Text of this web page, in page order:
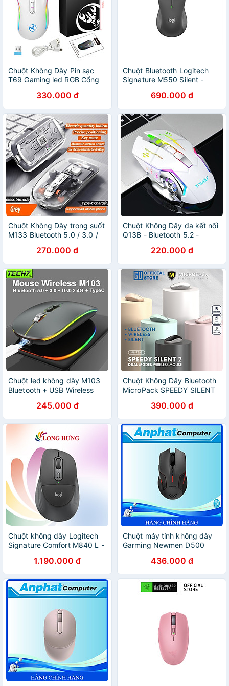
Chuột Không Dây Pin sạc
T69 Gaming led RGB Cổng
cho máy tính laptop hàng
nhập khẩu
330.000 đ
Chuột Bluetooth Logitech
Signature M550 Silent -
690.000 đ
Chuột Không Dây trong suốt
M133 Bluetooth 5.0 / 3.0 /
sạc TypeC - kết nối đa thiết
bị hàng nhập khẩu
270.000 đ
Chuột Không Dây đa kết nối
Q13B - Bluetooth 5.2 -
sạc - chống ồn - hàng nhập
khẩu
220.000 đ
Chuột led không dây M103
Bluetooth + USB Wireless
Chống ồn cho máy tính hàng
nhập khẩu
245.000 đ
Chuột Không Dây Bluetooth
MicroPack SPEEDY SILENT
1600CPI Phím Bấm Không
Ồn BT5.0 Hàng Chính Hãng
390.000 đ
Chuột không dây Logitech
Signature Comfort M840 L -
1.190.000 đ
Chuột máy tính không dây
Garming Newmen D500
Ghz) - Xám-Đen - Hàng
chính hãng
436.000 đ